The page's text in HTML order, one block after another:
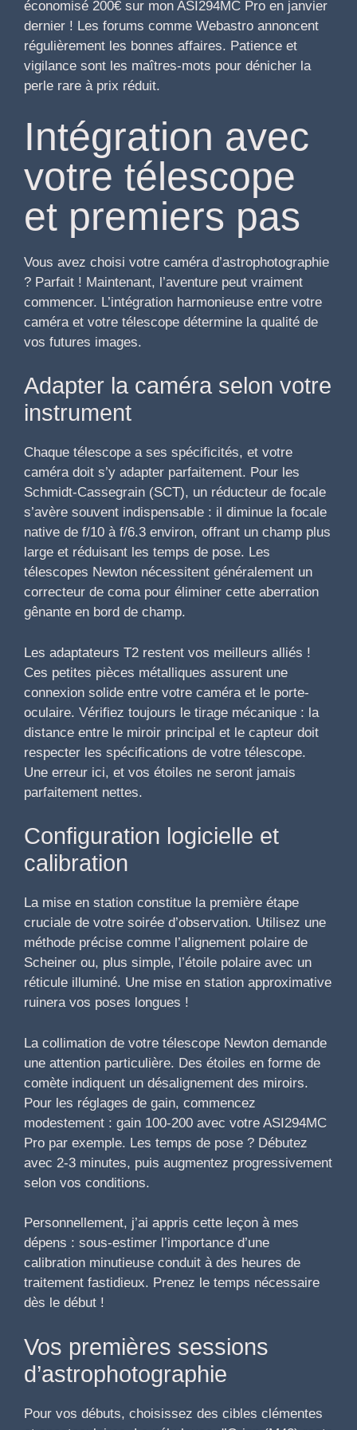
économisé 200€ sur mon ASI294MC Pro en janvier
dernier ! Les forums comme Webastro annoncent
régulièrement les bonnes affaires. Patience et
vigilance sont les maîtres-mots pour dénicher la
perle rare à prix réduit.
Intégration avec
votre télescope
et premiers pas
Vous avez choisi votre caméra d’astrophotographie
? Parfait ! Maintenant, l’aventure peut vraiment
commencer. L’intégration harmonieuse entre votre
caméra et votre télescope détermine la qualité de
vos futures images.
Adapter la caméra selon votre
instrument
Chaque télescope a ses spécificités, et votre
caméra doit s’y adapter parfaitement. Pour les
Schmidt-Cassegrain (SCT), un réducteur de focale
s’avère souvent indispensable : il diminue la focale
native de f/10 à f/6.3 environ, offrant un champ plus
large et réduisant les temps de pose. Les
télescopes Newton nécessitent généralement un
correcteur de coma pour éliminer cette aberration
gênante en bord de champ.
Les adaptateurs T2 restent vos meilleurs alliés !
Ces petites pièces métalliques assurent une
connexion solide entre votre caméra et le porte-
oculaire. Vérifiez toujours le tirage mécanique : la
distance entre le miroir principal et le capteur doit
respecter les spécifications de votre télescope.
Une erreur ici, et vos étoiles ne seront jamais
parfaitement nettes.
Configuration logicielle et
calibration
La mise en station constitue la première étape
cruciale de votre soirée d’observation. Utilisez une
méthode précise comme l’alignement polaire de
Scheiner ou, plus simple, l’étoile polaire avec un
réticule illuminé. Une mise en station approximative
ruinera vos poses longues !
La collimation de votre télescope Newton demande
une attention particulière. Des étoiles en forme de
comète indiquent un désalignement des miroirs.
Pour les réglages de gain, commencez
modestement : gain 100-200 avec votre ASI294MC
Pro par exemple. Les temps de pose ? Débutez
avec 2-3 minutes, puis augmentez progressivement
selon vos conditions.
Personnellement, j’ai appris cette leçon à mes
dépens : sous-estimer l’importance d’une
calibration minutieuse conduit à des heures de
traitement fastidieux. Prenez le temps nécessaire
dès le début !
Vos premières sessions
d’astrophotographie
Pour vos débuts, choisissez des cibles clémentes